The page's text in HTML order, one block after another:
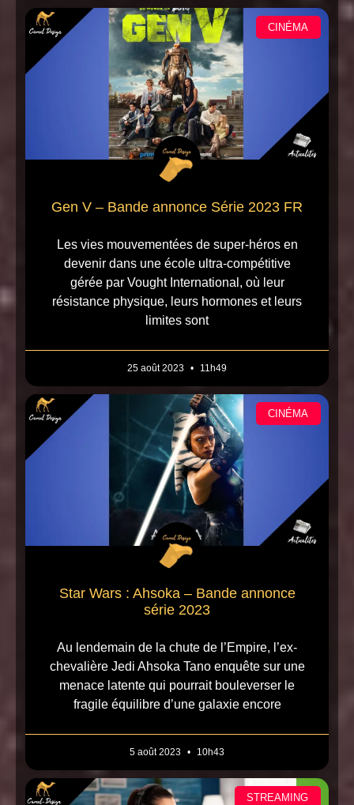
CINÉMA
Gen V – Bande annonce Série 2023 FR
Les vies mouvementées de super-héros en
devenir dans une école ultra-compétitive
gérée par Vought International, où leur
résistance physique, leurs hormones et leurs
limites sont
25 août 2023 11h49
CINÉMA
Star Wars : Ahsoka – Bande annonce
série 2023
Au lendemain de la chute de l’Empire, l’ex-
chevalière Jedi Ahsoka Tano enquête sur une
menace latente qui pourrait bouleverser le
fragile équilibre d’une galaxie encore
5 août 2023 10h43
STREAMING